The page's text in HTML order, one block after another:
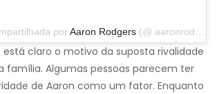
por Aaron Rodgers (@ aaronrodgers12) em 4 de setembro de 2019 às 17:14 PDT
está claro o motivo da suposta rivalidade
família. Algumas pessoas parecem ter
de Aaron como um fator. Enquanto